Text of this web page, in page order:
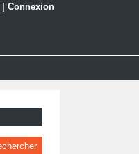
Connexion